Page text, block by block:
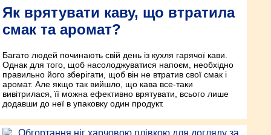
Як врятувати каву, що втратила
смак та аромат?
Багато людей починають свій день із кухля гарячої кави.
Однак для того, щоб насолоджуватися напоєм, необхідно
правильно його зберігати, щоб він не втратив свої смак і
аромат. Але якщо так вийшло, що кава все-таки
вивітрилася, її можна ефективно врятувати, всього лише
додавши до неї в упаковку один продукт.